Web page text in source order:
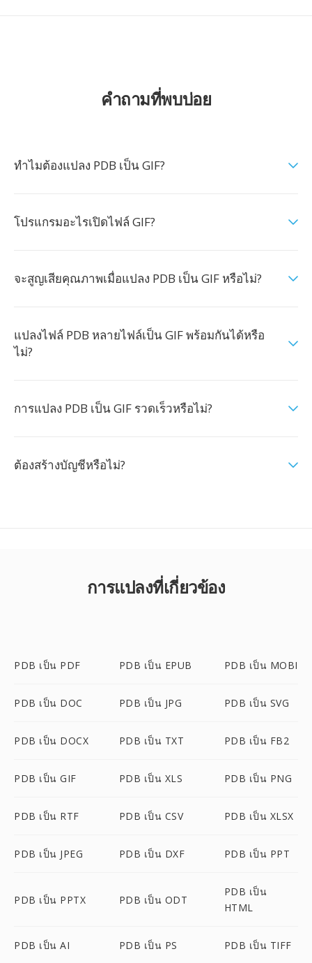
คำถามที่พบบ่อย
ทำไมต้องแปลง PDB เป็น GIF?
โปรแกรมอะไรเปิดไฟล์ GIF?
จะสูญเสียคุณภาพเมื่อแปลง PDB เป็น GIF หรือไม่?
แปลงไฟล์ PDB หลายไฟล์เป็น GIF พร้อมกันได้หรือ
ไม่?
การแปลง PDB เป็น GIF รวดเร็วหรือไม่?
ต้องสร้างบัญชีหรือไม่?
การแปลงที่เกี่ยวข้อง
PDB เป็น PDF PDB เป็น EPUB PDB เป็น MOBI
PDB เป็น DOC PDB เป็น JPG PDB เป็น SVG
PDB เป็น DOCX PDB เป็น TXT PDB เป็น FB2
PDB เป็น GIF PDB เป็น XLS PDB เป็น PNG
PDB เป็น RTF PDB เป็น CSV PDB เป็น XLSX
PDB เป็น JPEG PDB เป็น DXF PDB เป็น PPT
PDB เป็น PPTX PDB เป็น ODT
PDB เป็น
HTML
PDB เป็น AI PDB เป็น PS PDB เป็น TIFF